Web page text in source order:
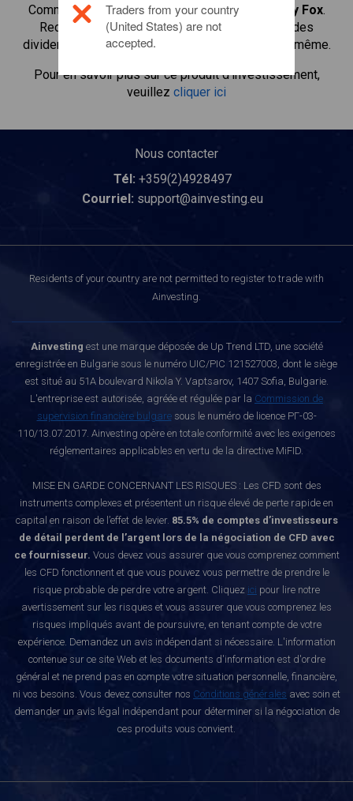
Commencer à négocier les CFD en21st Century Fox.
Recevoir des cotes en temps réel et recevoir des
dividendes comme si vous déteniez l'action elle-même.
Pour en savoir plus sur ce produit d'investissement,
veuillez cliquer ici
Nous contacter
Tél: +359(2)4928497
Courriel: support@ainvesting.eu
Residents of your country are not permitted to register to trade with
Ainvesting.
Ainvesting est une marque déposée de Up Trend LTD, une société
enregistrée en Bulgarie sous le numéro UIC/PIC 121527003, dont le siège
est situé au 51A boulevard Nikola Y. Vaptsarov, 1407 Sofia, Bulgarie.
L'entreprise est autorisée, agréée et régulée par la Commission de
supervision financière bulgaresous le numéro de licence РГ-03-
110/13.07.2017. Ainvesting opère en totale conformité avec les exigences
réglementaires applicables en vertu de la directive MiFID.
MISE EN GARDE CONCERNANT LES RISQUES : Les CFD sont des
instruments complexes et présentent un risque élevé de perte rapide en
capital en raison de l’effet de levier. 85.5% de comptes d’investisseurs
de détail perdent de l’argent lors de la négociation de CFD avec
ce fournisseur. Vous devez vous assurer que vous comprenez comment
les CFD fonctionnent et que vous pouvez vous permettre de prendre le
risque probable de perdre votre argent. Cliquez ici pour lire notre
avertissement sur les risques et vous assurer que vous comprenez les
risques impliqués avant de poursuivre, en tenant compte de votre
expérience. Demandez un avis indépendant si nécessaire. L'information
contenue sur ce site Web et les documents d'information est d'ordre
général et ne prend pas en compte votre situation personnelle, financière,
ni vos besoins. Vous devez consulter nos Conditions générales avec soin et
demander un avis légal indépendant pour déterminer si la négociation de
ces produits vous convient.
Traders from your country
(United States) are not
accepted.